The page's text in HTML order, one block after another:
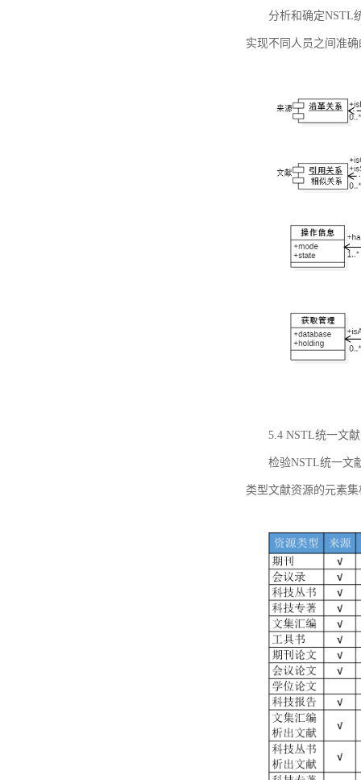
分析和确定NSTL
实现不同人员之间准
5.4 NSTL统一文
检验NSTL统一文
类型文献资源的元素